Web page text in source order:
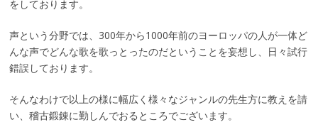
をしております。
声という分野では、300年から1000年前のヨーロッパの人が一体ど
んな声でどんな歌を歌っとったのだということを妄想し、日々試行
錯誤しております。
そんなわけで以上の様に幅広く様々なジャンルの先生方に教えを請
い、稽古鍛錬に勤しんでおるところでございます。